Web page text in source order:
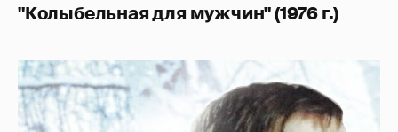
"Колыбельная для мужчин" (1976 г.)